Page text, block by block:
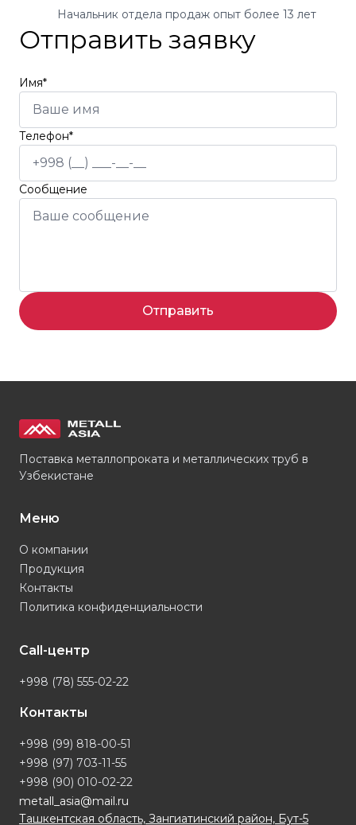
Начальник отдела продаж опыт более 13 лет
Отправить заявку
Имя*
Телефон*
Сообщение
Отправить
Поставка металлопроката и металлических труб в
Узбекистане
Меню
О компании
Продукция
Контакты
Политика конфиденциальности
Call-центр
+998 (78) 555-02-22
Контакты
+998 (99) 818-00-51
+998 (97) 703-11-55
+998 (90) 010-02-22
metall_asia@mail.ru
Ташкентская область, Зангиатинский район, Бут-5